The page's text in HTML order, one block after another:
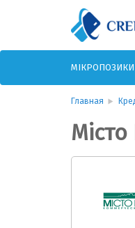
МІКРОПОЗИКИ
Главная
Мiсто